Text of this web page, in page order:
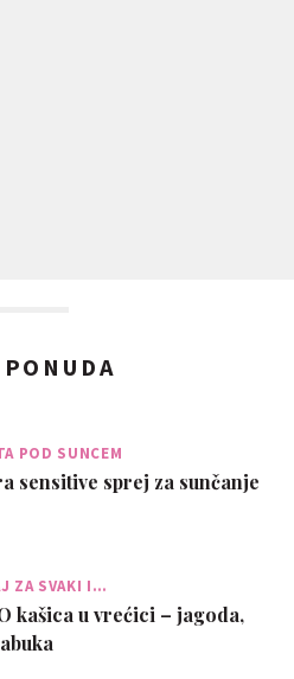
PONUDA
POD SUNCEM
sensitive sprej za sunčanje
ZA SVAKI I…
kašica u vrećici – jagoda,